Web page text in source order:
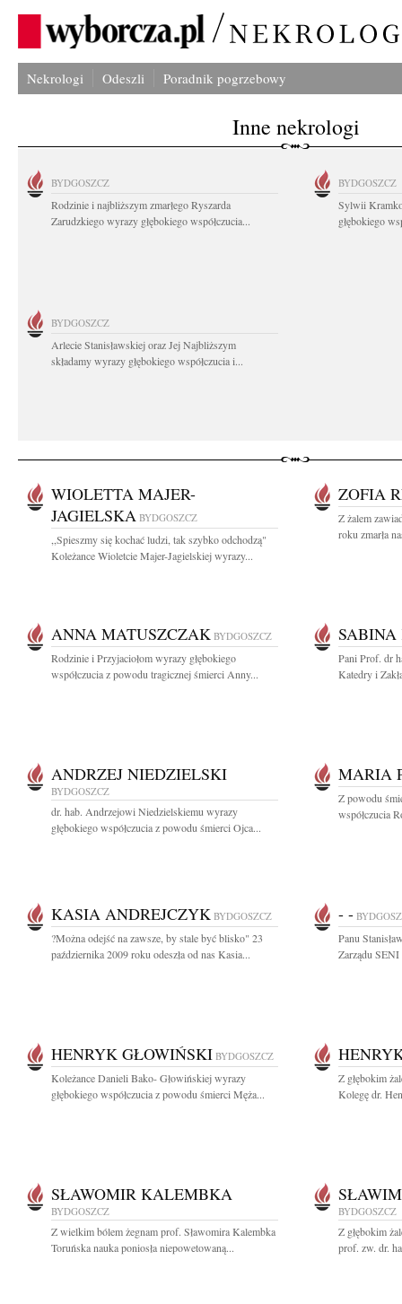
Nekrologi Odeszli Poradnik pogrzebowy
Inne nekrologi
BYDGOSZCZ
Rodzinie i najbliższym zmarłego Ryszarda
Zarudzkiego wyrazy głębokiego współczucia...
BYDGOSZCZ
Sylwii
głębokiego
BYDGOSZCZ
Arlecie Stanisławskiej oraz Jej Najbliższym
składamy wyrazy głębokiego współczucia i...
WIOLETTA MAJER-
JAGIELSKA BYDGOSZCZ
,,Spieszmy się kochać ludzi, tak szybko odchodzą"
Koleżance Wioletcie Majer-Jagielskiej wyrazy...
ZOFIA
Z żalem
roku zmarła
ANNA MATUSZCZAK BYDGOSZCZ
Rodzinie i Przyjaciołom wyrazy głębokiego
współczucia z powodu tragicznej śmierci Anny...
Pani Prof. dr
Katedry i
ANDRZEJ NIEDZIELSKI
BYDGOSZCZ
dr. hab. Andrzejowi Niedzielskiemu wyrazy
głębokiego współczucia z powodu śmierci Ojca...
MARIA
Z powodu
współczucia
KASIA ANDREJCZYK BYDGOSZCZ
?Można odejść na zawsze, by stale być blisko" 23
października 2009 roku odeszła od nas Kasia...
- -
Panu
Zarządu SENI
HENRYK GŁOWIŃSKI BYDGOSZCZ
Koleżance Danieli Bako- Głowińskiej wyrazy
głębokiego współczucia z powodu śmierci Męża...
Z głębokim
Kolegę dr.
SŁAWOMIR KALEMBKA
BYDGOSZCZ
Z wielkim bólem żegnam prof. Sławomira Kalembka
Toruńska nauka poniosła niepowetowaną...
BYDGOSZCZ
Z głębokim
prof. zw. dr.